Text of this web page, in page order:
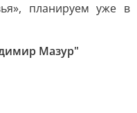
планируем уже в
Мазур"